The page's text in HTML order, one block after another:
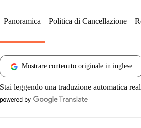
Panoramica Politica di Cancellazione
Mostrare contenuto originale in inglese
Stai leggendo una traduzione automatica